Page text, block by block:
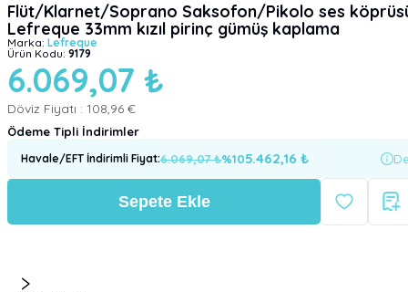
Flüt/Klarnet/Soprano Saksofon/Pikolo ses
Lefreque 33mm kızıl pirinç gümüş kaplama
Marka: Lefreque
Ürün Kodu: 9179
6.069,07 ₺
Döviz Fiyatı : 108,96 €
Ödeme Tipli İndirimler
Havale/EFT İndirimli Fiyat:6.069,07₺%105.462,16 ₺
Sepete Ekle